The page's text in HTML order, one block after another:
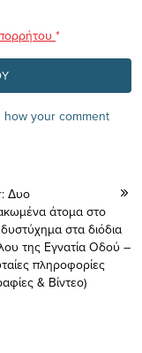
*
how your comment
Δυο
άτομα στο
στα διόδια
της Εγνατία Οδού –
πληροφορίες
& Βίντεο)